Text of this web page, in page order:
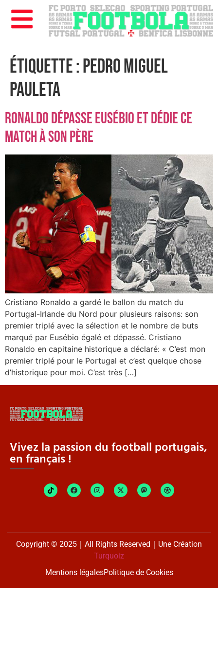
Étiquette :Pedro Miguel
Pauleta
Ronaldo dépasse Eusébio et dédie ce
match à son père
Cristiano Ronaldo a gardé le ballon du match du
Portugal-Irlande du Nord pour plusieurs raisons: son
premier triplé avec la sélection et le nombre de buts
marqué par Eusébio égalé et dépassé. Cristiano
Ronaldo en capitaine historique a déclaré: « C’est mon
premier triplé pour le Portugal et c’est quelque chose
d’historique pour moi. C’est très […]
Vivez la passion du football portugais,
en français !
Copyright © 2025｜All Rights Reserved｜Une Création
Turquoiz
Mentions légalesPolitique de Cookies